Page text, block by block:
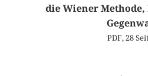
die Wiener Methode,
PDF, 28